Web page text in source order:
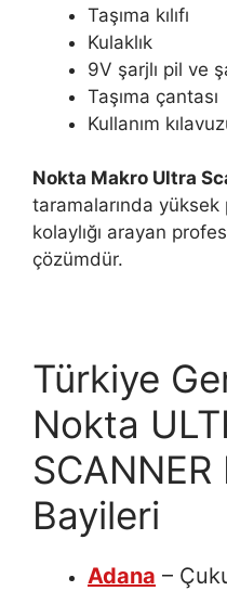
Taşıma kılıfı
Kulaklık
9V şarjlı pil ve
Taşıma çantası
Kullanım
Nokta Makro Ultra
taramalarında
kolaylığı arayan
çözümdür.
Türkiye
Nokta
SCANNER
Bayileri
Adana –